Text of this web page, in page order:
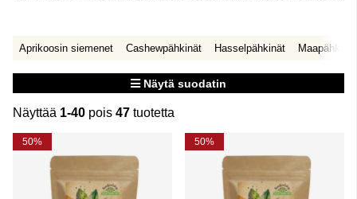
Aprikoosin siemenet Cashewpähkinät Hasselpähkinät Maapähkinät
Näytä suodatin
Näyttää 1-40 pois 47 tuotetta
Tuotteet
50% 50%